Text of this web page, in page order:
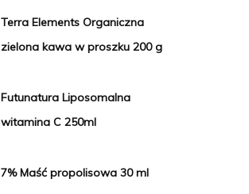
Terra Elements Organiczna
zielona kawa w proszku 200 g
Futunatura Liposomalna
witamina C 250ml
7% Maść propolisowa 30 ml